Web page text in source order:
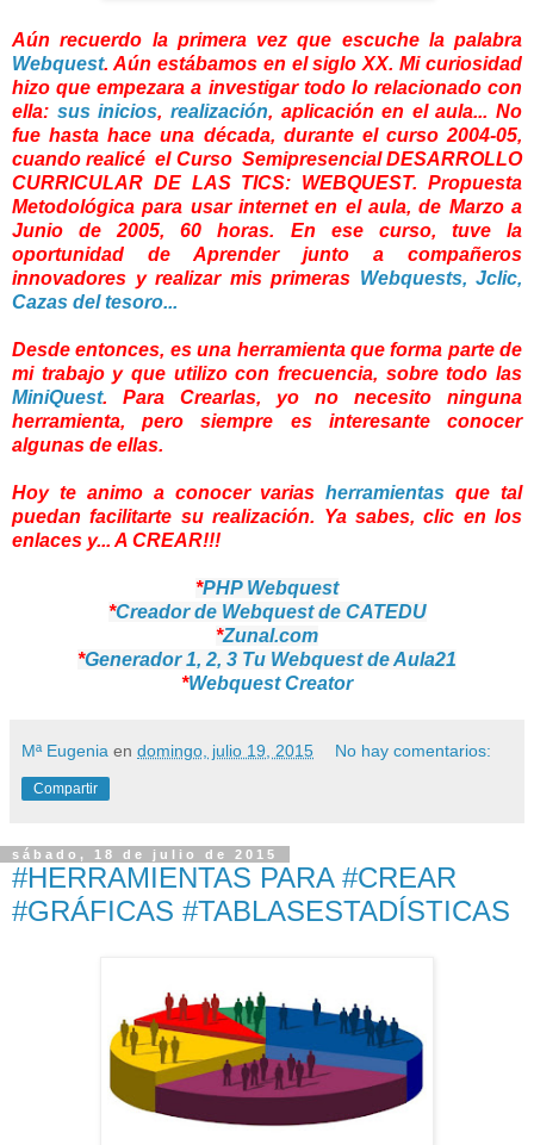
Aún recuerdo la primera vez que escuche la palabra
Webquest. Aún estábamos en el siglo XX. Mi curiosidad
hizo que empezara a investigar todo lo relacionado con
ella: sus inicios, realización, aplicación en el aula... No
fue hasta hace una década, durante el curso 2004-05,
cuando realicé el Curso Semipresencial DESARROLLO
CURRICULAR DE LAS TICS: WEBQUEST. Propuesta
Metodológica para usar internet en el aula, de Marzo a
Junio de 2005, 60 horas. En ese curso, tuve la
oportunidad de Aprender junto a compañeros
innovadores y realizar mis primeras Webquests, Jclic,
Cazas del tesoro...
Desde entonces, es una herramienta que forma parte de
mi trabajo y que utilizo con frecuencia, sobre todo las
MiniQuest. Para Crearlas, yo no necesito ninguna
herramienta, pero siempre es interesante conocer
algunas de ellas.
Hoy te animo a conocer variasherramientas que tal
puedan facilitarte su realización. Ya sabes, clic en los
enlaces y... A CREAR!!!
*PHP Webquest
*Creador de Webquest de CATEDU
*Zunal.com
*Generador 1, 2, 3 Tu Webquest de Aula21
*Webquest Creator
Mª Eugenia en domingo, julio 19, 2015 No hay comentarios:
Compartir
sábado, 18 de julio de 2015
#HERRAMIENTAS PARA #CREAR
#GRÁFICAS #TABLASESTADÍSTICAS